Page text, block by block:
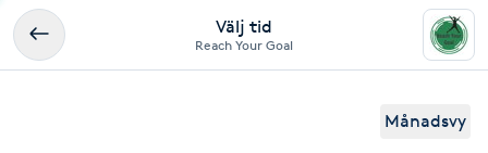
Välj tid
Reach Your Goal
Månadsvy